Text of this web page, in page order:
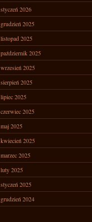
styczeń 2026
grudzień 2025
listopad 2025
październik 2025
wrzesień 2025
sierpień 2025
lipiec 2025
czerwiec 2025
maj 2025
kwiecień 2025
marzec 2025
luty 2025
styczeń 2025
grudzień 2024